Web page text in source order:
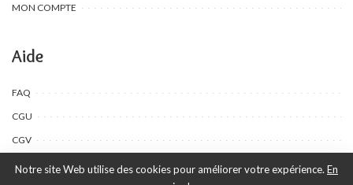
MON COMPTE
Aide
FAQ
CGU
CGV
Notre site Web utilise des cookies pour améliorer votre expérience. En